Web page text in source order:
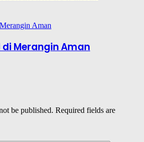
di Merangin Aman
be published. Required fields are